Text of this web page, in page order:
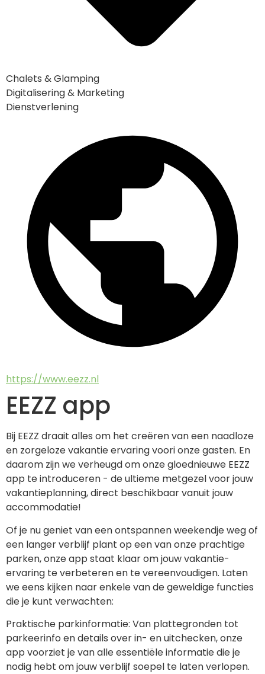
Chalets & Glamping
Digitalisering & Marketing
Dienstverlening
https://www.eezz.nl
EEZZ app
Bij EEZZ draait alles om het creëren van een naadloze
en zorgeloze vakantie ervaring voori onze gasten. En
daarom zijn we verheugd om onze gloednieuwe EEZZ
app te introduceren - de ultieme metgezel voor jouw
vakantieplanning, direct beschikbaar vanuit jouw
accommodatie!
Of je nu geniet van een ontspannen weekendje weg of
een langer verblijf plant op een van onze prachtige
parken, onze app staat klaar om jouw vakantie-
ervaring te verbeteren en te vereenvoudigen. Laten
we eens kijken naar enkele van de geweldige functies
die je kunt verwachten:
Praktische parkinformatie: Van plattegronden tot
parkeerinfo en details over in- en uitchecken, onze
app voorziet je van alle essentiële informatie die je
nodig hebt om jouw verblijf soepel te laten verlopen.